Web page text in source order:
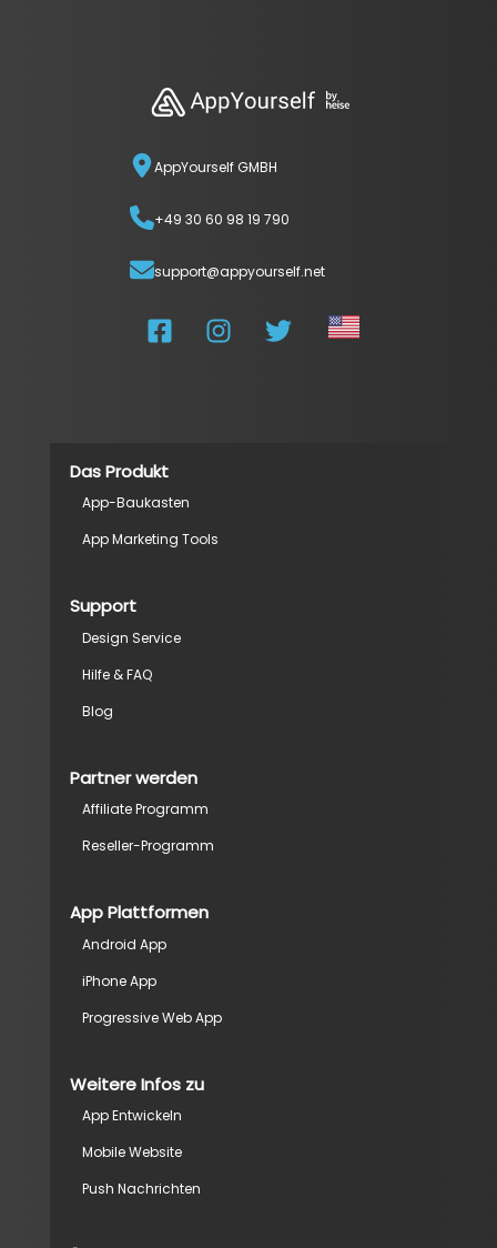
AppYourself GMBH
+49 30 60 98 19 790
support@appyourself.net
Das Produkt
App-Baukasten
App Marketing Tools
Support
Design Service
Hilfe & FAQ
Blog
Partner werden
Affiliate Programm
Reseller-Programm
App Plattformen
Android App
iPhone App
Progressive Web App
Weitere Infos zu
App Entwickeln
Mobile Website
Push Nachrichten